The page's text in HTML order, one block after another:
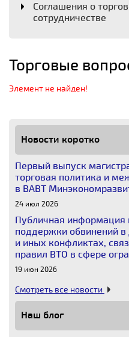
Соглашения о
сотрудничестве
Торговые
Элемент не найден!
Новости коротко
Первый выпуск
торговая политика и
в ВАВТ
24 июл 2026
Публичная информация
поддержки обвинений
и иных конфликтах,
правил ВТО в сфере
19 июн 2026
Смотреть все новости
Наш блог